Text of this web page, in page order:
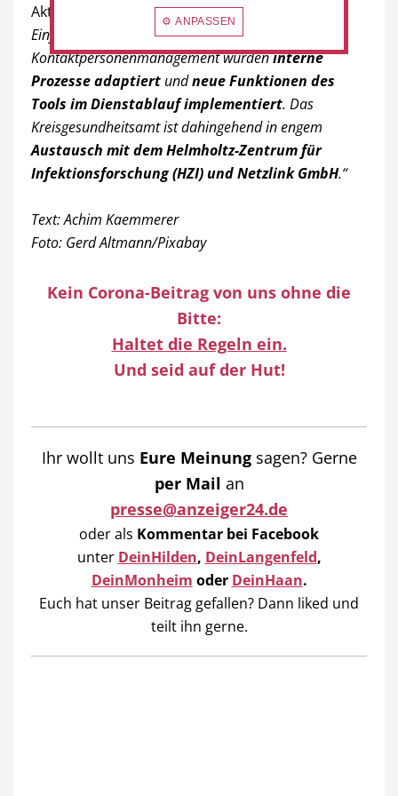
Aktuelle schreibt uns die Pressestelle:
Einführung der Anwendung SORMAS im Fall- und
Kontaktpersonenmanagement wurdeninterne
Prozesse adaptiert undneue Funktionen des
Tools im Dienstablauf implementiert. Das
Kreisgesundheitsamt ist dahingehend in engem
Austausch mit dem Helmholtz-Zentrum für
Infektionsforschung (HZI) und Netzlink GmbH.“
Text: Achim Kaemmerer
Foto: Gerd Altmann/Pixabay
Kein Corona-Beitrag von uns ohne die
Bitte:
Haltet die Regeln ein.
Und seid auf der Hut!
Ihr wollt uns Eure Meinungsagen? Gerne
per Mail an
presse@anzeiger24.de
oder als Kommentar bei Facebook
unter DeinHilden, DeinLangenfeld,
DeinMonheim oder DeinHaan.
Euch hat unser Beitrag gefallen? Dann liked und
teilt ihn gerne.
⚙ ANPASSEN